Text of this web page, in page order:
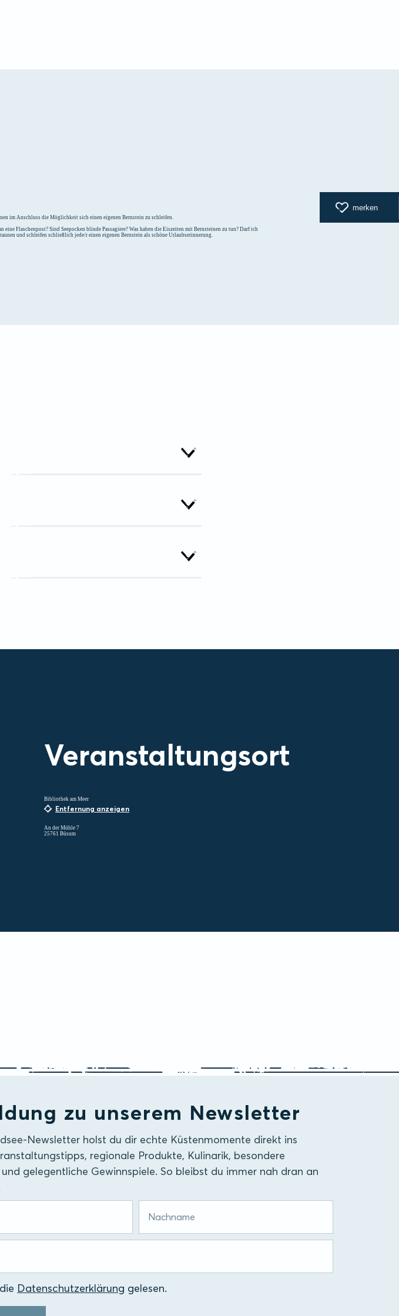
im Anschluss die Möglichkeit sich einen eigenen Bernstein zu schleifen.
Flaschenpost? Sind Seepocken blinde Passagiere? Was haben die Eiszeiten mit Bernsteinen zu tun? Darf ich
und schleifen schließlich jede/r einen eigenen Bernstein als schöne Urlaubserinnerung.
Veranstaltungsort
Bibliothek am Meer
Entfernung anzeigen
An der Mühle 7
25761 Büsum
merken
zu unserem Newsletter
Newsletter holst du dir echte Küstenmomente direkt ins
regionale Produkte, Kulinarik, besondere
gelegentliche Gewinnspiele. So bleibst du immer nah dran an
Datenschutzerklärung gelesen.